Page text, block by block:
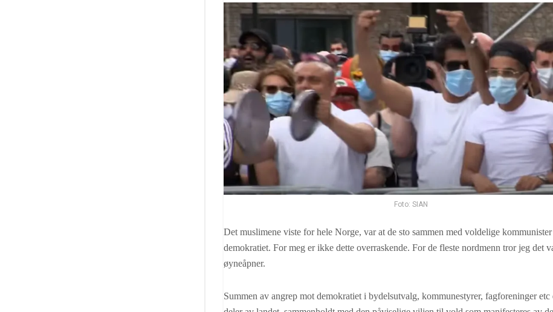
Foto: SIAN
Det muslimene viste for hele Norge, var at de sto sammen med voldelige
demokratiet. For meg er ikke dette overraskende. For de fleste nordmenn tror jeg det
øyneåpner.
Summen av angrep mot demokratiet i bydelsutvalg, kommunestyrer, fagforeninger etc